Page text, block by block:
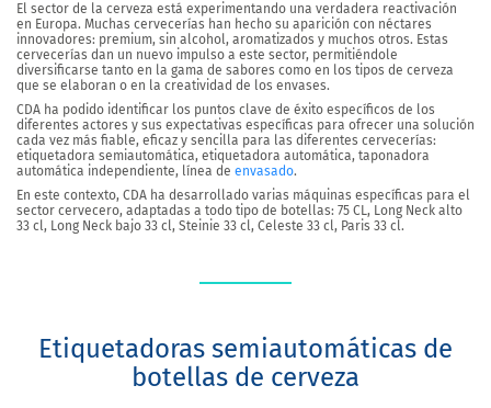
El sector de la cerveza está experimentando una verdadera reactivación
en Europa. Muchas cervecerías han hecho su aparición con néctares
innovadores: premium, sin alcohol, aromatizados y muchos otros. Estas
cervecerías dan un nuevo impulso a este sector, permitiéndole
diversificarse tanto en la gama de sabores como en los tipos de cerveza
que se elaboran o en la creatividad de los envases.
CDA ha podido identificar los puntos clave de éxito específicos de los
diferentes actores y sus expectativas específicas para ofrecer una solución
cada vez más fiable, eficaz y sencilla para las diferentes cervecerías:
etiquetadora semiautomática, etiquetadora automática, taponadora
automática independiente, línea de envasado.
En este contexto, CDA ha desarrollado varias máquinas específicas para el
sector cervecero, adaptadas a todo tipo de botellas: 75 CL, Long Neck alto
33 cl, Long Neck bajo 33 cl, Steinie 33 cl, Celeste 33 cl, Paris 33 cl.
Etiquetadoras semiautomáticas de
botellas de cerveza